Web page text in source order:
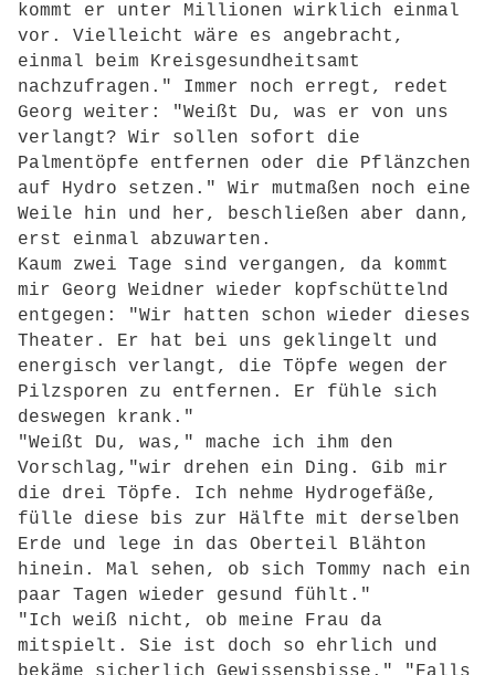
kommt er unter Millionen wirklich einmal
vor. Vielleicht wäre es angebracht,
einmal beim Kreisgesundheitsamt
nachzufragen." Immer noch erregt, redet
Georg weiter: "Weißt Du, was er von uns
verlangt? Wir sollen sofort die
Palmentöpfe entfernen oder die Pflänzchen
auf Hydro setzen." Wir mutmaßen noch eine
Weile hin und her, beschließen aber dann,
erst einmal abzuwarten.
Kaum zwei Tage sind vergangen, da kommt
mir Georg Weidner wieder kopfschüttelnd
entgegen: "Wir hatten schon wieder dieses
Theater. Er hat bei uns geklingelt und
energisch verlangt, die Töpfe wegen der
Pilzsporen zu entfernen. Er fühle sich
deswegen krank."
"Weißt Du, was," mache ich ihm den
Vorschlag,"wir drehen ein Ding. Gib mir
die drei Töpfe. Ich nehme Hydrogefäße,
fülle diese bis zur Hälfte mit derselben
Erde und lege in das Oberteil Blähton
hinein. Mal sehen, ob sich Tommy nach ein
paar Tagen wieder gesund fühlt."
"Ich weiß nicht, ob meine Frau da
mitspielt. Sie ist doch so ehrlich und